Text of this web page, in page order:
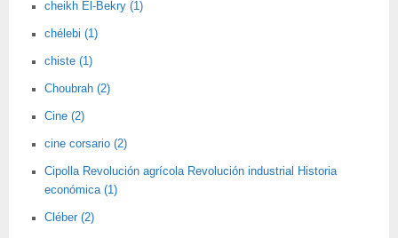
cheikh El-Bekry (1)
chélebi (1)
chiste (1)
Choubrah (2)
Cine (2)
cine corsario (2)
Cipolla Revolución agrícola Revolución industrial Historia
económica (1)
Cléber (2)